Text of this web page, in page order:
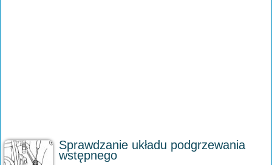
Sprawdzanie układu podgrzewania
wstępnego